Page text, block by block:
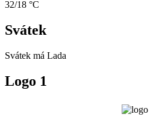
32/18 °C
Svátek
Svátek má Lada
Logo 1